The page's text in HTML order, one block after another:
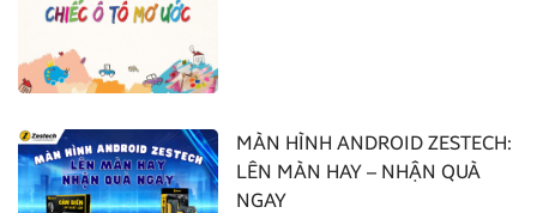
MÀN HÌNH ANDROID ZESTECH:
LÊN MÀN HAY – NHẬN QUÀ
NGAY